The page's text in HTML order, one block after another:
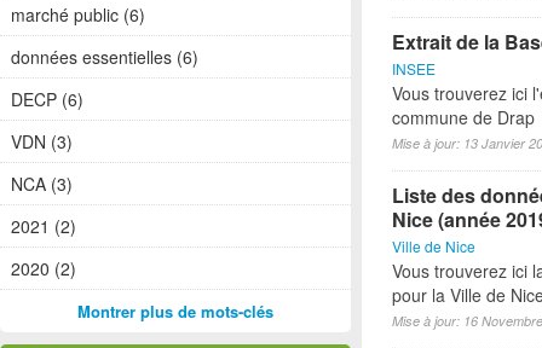
Extrait de la
INSEE
Vous trouverez ici
commune de Drap
Mise à jour: 13 Janvier
Liste des
Nice (année
Ville de Nice
Vous trouverez ici
pour la Ville de
Mise à jour: 16
marché public (6)
données essentielles (6)
DECP (6)
VDN (3)
NCA (3)
2021 (2)
2020 (2)
Montrer plus de mots-clés